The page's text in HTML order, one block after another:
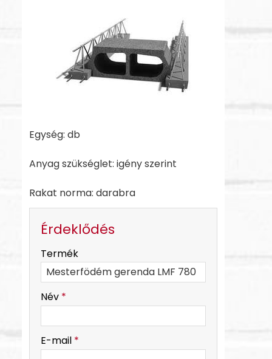
Egység: db
Anyag szükséglet: igény szerint
Rakat norma: darabra
Érdeklődés
Termék
Név *
E-mail *